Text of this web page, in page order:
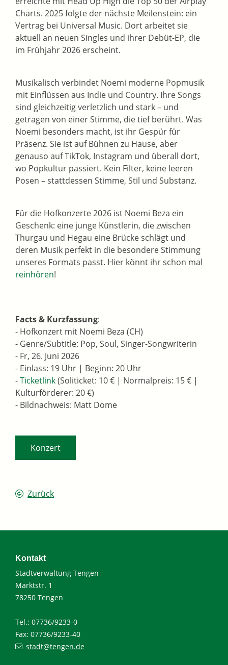
Charts. 2025 folgte der nächste Meilenstein: ein
Vertrag bei Universal Music. Dort arbeitet sie
aktuell an neuen Singles und ihrer Debüt-EP, die
im Frühjahr 2026 erscheint.
Musikalisch verbindet Noemi moderne Popmusik
mit Einflüssen aus Indie und Country. Ihre Songs
sind gleichzeitig verletzlich und stark – und
getragen von einer Stimme, die tief berührt. Was
Noemi besonders macht, ist ihr Gespür für
Präsenz. Sie ist auf Bühnen zu Hause, aber
genauso auf TikTok, Instagram und überall dort,
wo Popkultur passiert. Kein Filter, keine leeren
Posen – stattdessen Stimme, Stil und Substanz.
Für die Hofkonzerte 2026 ist Noemi Beza ein
Geschenk: eine junge Künstlerin, die zwischen
Thurgau und Hegau eine Brücke schlägt und
deren Musik perfekt in die besondere Stimmung
unseres Formats passt. Hier könnt ihr schon mal
reinhören!
Facts & Kurzfassung:
- Hofkonzert mit Noemi Beza (CH)
- Genre/Subtitle: Pop, Soul, Singer-Songwriterin
- Fr, 26. Juni 2026
- Einlass: 19 Uhr | Beginn: 20 Uhr
-Ticketlink(Soliticket: 10 € | Normalpreis: 15 € |
Kulturförderer: 20 €)
- Bildnachweis: Matt Dome
Konzert
Zurück
Kontakt
Stadtverwaltung Tengen
Marktstr. 1
78250 Tengen
Tel.: 07736/9233-0
Fax: 07736/9233-40
stadt@tengen.de